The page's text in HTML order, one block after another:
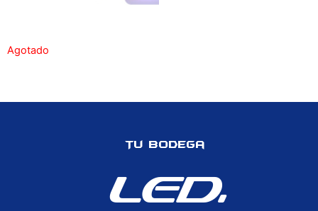
Agotado
Tu Bodega
LED.